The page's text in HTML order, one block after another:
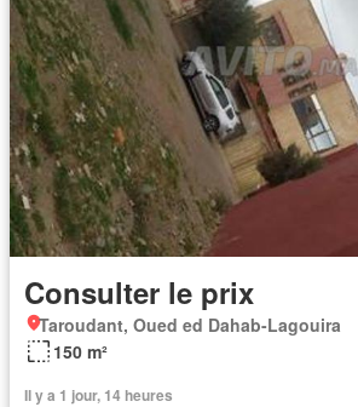
Consulter le prix
Taroudant, Oued ed Dahab-Lagouira
150 m²
Il y a 1 jour, 14 heures